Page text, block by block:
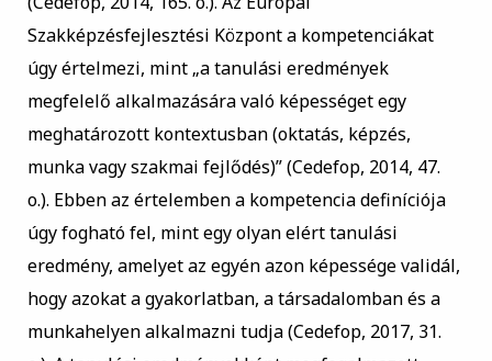
Szakképzésfejlesztési Központ a kompetenciákat
úgy értelmezi, mint „a tanulási eredmények
megfelelő alkalmazására való képességet egy
meghatározott kontextusban (oktatás, képzés,
munka vagy szakmai fejlődés)” (Cedefop, 2014, 47.
o.). Ebben az értelemben a kompetencia definíciója
úgy fogható fel, mint egy olyan elért tanulási
eredmény, amelyet az egyén azon képessége validál,
hogy azokat a gyakorlatban, a társadalomban és a
munkahelyen alkalmazni tudja (Cedefop, 2017, 31.